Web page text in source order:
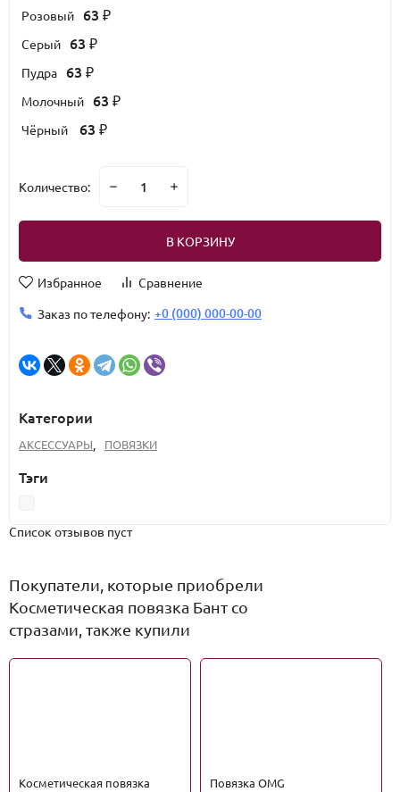
Розовый 63 ₽
Серый 63 ₽
Пудра 63 ₽
Молочный 63 ₽
Чёрный 63 ₽
Количество:
В КОРЗИНУ
Избранное
Сравнение
Заказ по телефону: +0 (000) 000-00-00
Категории
АКСЕССУАРЫ, ПОВЯЗКИ
Тэги
Список отзывов пуст
Покупатели, которые приобрели
Косметическая повязка Бант со
стразами, также купили
Косметическая повязка
Повязка OMG